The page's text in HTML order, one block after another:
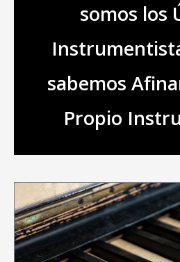
somos los
sabemos
Propio